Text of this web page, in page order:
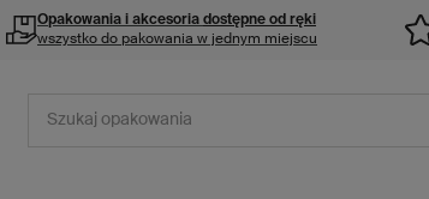
Opakowania i akcesoria dostępne od ręki
wszystko do pakowania w jednym miejscu